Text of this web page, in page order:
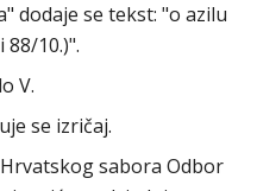
dodaje se tekst: "o azilu
10.)".
V.
se izričaj.
sabora Odbor